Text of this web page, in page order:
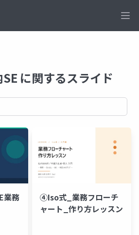
に関するスライド
業務
④Iso式_業務フローチ
ャート_作り方レッスン